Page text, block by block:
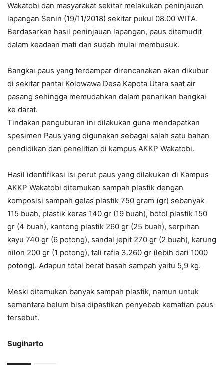
Wakatobi dan masyarakat sekitar melakukan peninjauan
lapangan Senin (19/11/2018) sekitar pukul 08.00 WITA.
Berdasarkan hasil peninjauan lapangan, paus ditemudit
dalam keadaan mati dan sudah mulai membusuk.
Bangkai paus yang terdampar direncanakan akan dikubur
di sekitar pantai Kolowawa Desa Kapota Utara saat air
pasang sehingga memudahkan dalam penarikan bangkai
ke darat.
Tindakan penguburan ini dilakukan guna mendapatkan
spesimen Paus yang digunakan sebagai salah satu bahan
pendidikan dan penelitian di kampus AKKP Wakatobi.
Hasil identifikasi isi perut paus yang dilakukan di Kampus
AKKP Wakatobi ditemukan sampah plastik dengan
komposisi sampah gelas plastik 750 gram (gr) sebanyak
115 buah, plastik keras 140 gr (19 buah), botol plastik 150
gr (4 buah), kantong plastik 260 gr (25 buah), serpihan
kayu 740 gr (6 potong), sandal jepit 270 gr (2 buah), karung
nilon 200 gr (1 potong), tali rafia 3.260 gr (lebih dari 1000
potong). Adapun total berat basah sampah yaitu 5,9 kg.
Meski ditemukan banyak sampah plastik, namun untuk
sementara belum bisa dipastikan penyebab kematian paus
tersebut.
Sugiharto